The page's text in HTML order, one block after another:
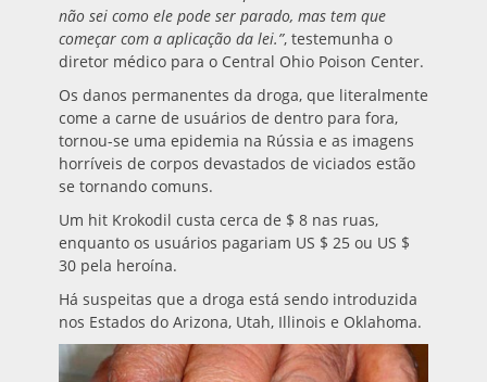
não sei como ele pode ser parado, mas tem que
começar com a aplicação da lei.”, testemunha o
diretor médico para o Central Ohio Poison Center.
Os danos permanentes da droga, que literalmente
come a carne de usuários de dentro para fora,
tornou-se uma epidemia na Rússia e as imagens
horríveis de corpos devastados de viciados estão
se tornando comuns.
Um hit Krokodil custa cerca de $ 8 nas ruas,
enquanto os usuários pagariam US $ 25 ou US $
30 pela heroína.
Há suspeitas que a droga está sendo introduzida
nos Estados do Arizona, Utah, Illinois e Oklahoma.